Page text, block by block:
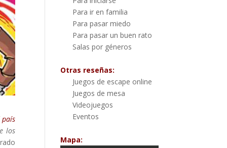
país
los
Para ir en familia
Para pasar miedo
Para pasar un buen rato
Salas por géneros
Otras reseñas:
Juegos de escape online
Juegos de mesa
Videojuegos
Eventos
Mapa: